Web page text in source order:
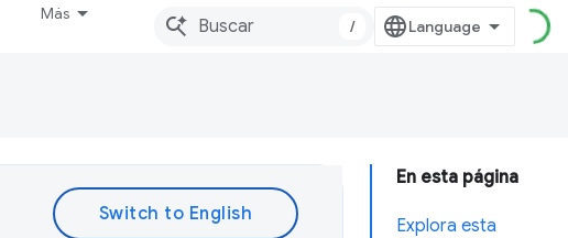
Más
/
En esta página
Explora esta